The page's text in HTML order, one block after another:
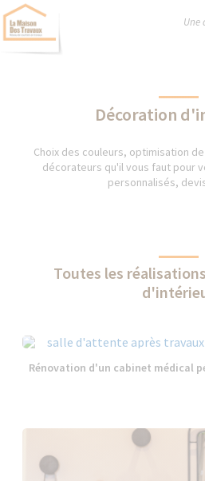
Une
Décoration
Choix des couleurs, optimisation
décorateurs qu'il vous faut pour
personnalisés,
Toutes les
Rénovation d'un cabinet médical